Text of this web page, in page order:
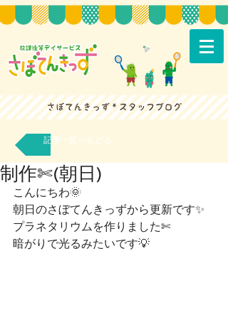
記事一覧へもどる
制作✄(朝日)
こんにちわ🌞
朝日のさぼてんきっずから更新です✨
プラネタリウムを作りました✄
暗がりで光るみたいです💡